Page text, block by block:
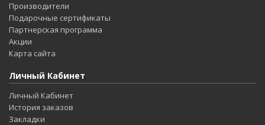
Производители
Подарочные сертификаты
Партнерская программа
Акции
Карта сайта
Личный Кабинет
Личный Кабинет
История заказов
Закладки